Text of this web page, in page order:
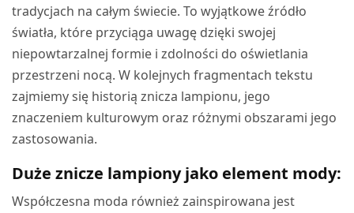
tradycjach na całym świecie. To wyjątkowe źródło
światła, które przyciąga uwagę dzięki swojej
niepowtarzalnej formie i zdolności do oświetlania
przestrzeni nocą. W kolejnych fragmentach tekstu
zajmiemy się historią znicza lampionu, jego
znaczeniem kulturowym oraz różnymi obszarami jego
zastosowania.
Duże znicze lampiony jako element mody:
Współczesna moda również zainspirowana jest